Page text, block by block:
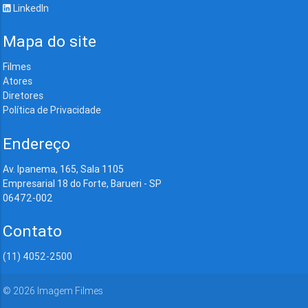
LinkedIn
Mapa do site
Filmes
Atores
Diretores
Política de Privacidade
Endereço
Av. Ipanema, 165, Sala 1105
Empresarial 18 do Forte, Barueri - SP
06472-002
Contato
(11) 4052-2500
© 2026 Imagem Filmes